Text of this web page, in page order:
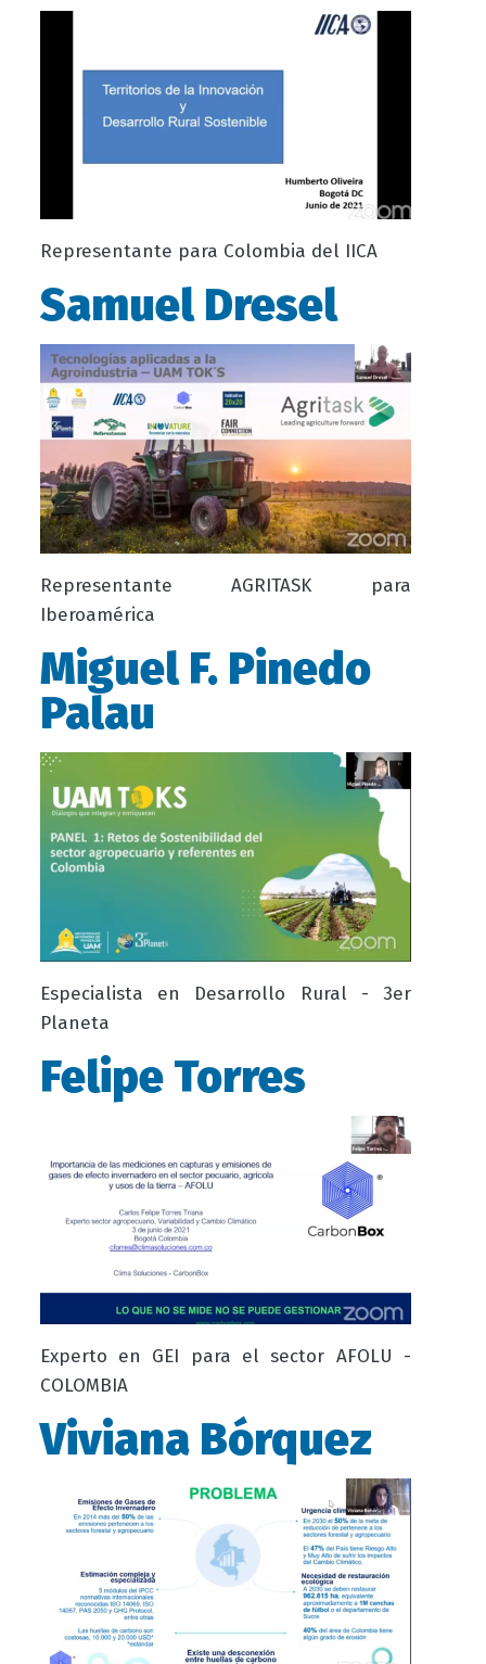
Representante para Colombia del IICA
Samuel Dresel
Representante AGRITASK para
Iberoamérica
Miguel F. Pinedo
Palau
Especialista en Desarrollo Rural - 3er
Planeta
Felipe Torres
Experto en GEI para el sector AFOLU -
COLOMBIA
Viviana Bórquez